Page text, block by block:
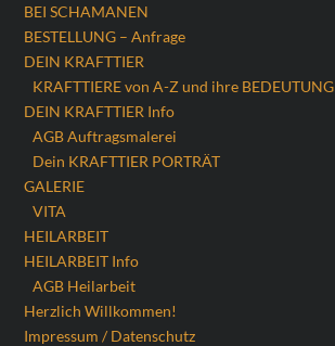
BEI SCHAMANEN
BESTELLUNG – Anfrage
DEIN KRAFTTIER
KRAFTTIERE von A-Z und ihre BEDEUTUNG
DEIN KRAFTTIER Info
AGB Auftragsmalerei
Dein KRAFTTIER PORTRÄT
GALERIE
VITA
HEILARBEIT
HEILARBEIT Info
AGB Heilarbeit
Herzlich Willkommen!
Impressum / Datenschutz